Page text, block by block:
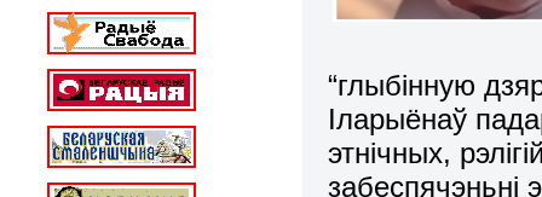
“глыбінную
Іларыёнаў
этнічных,
забеспячэньні